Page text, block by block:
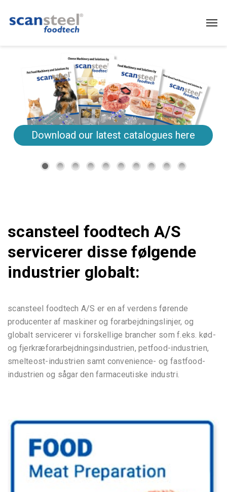
Download our latest catalogues here
scansteel foodtech A/S
servicerer disse følgende
industrier globalt:
scansteel foodtech A/S er en af verdens førende
producenter af maskiner og forarbejdningslinjer, og
globalt servicerer vi forskellige brancher som f.eks. kød-
og fjerkræforarbejdningsindustrien, petfood-industrien,
smelteost-industrien samt convenience- og fastfood-
industrien og sågar den farmaceutiske industri.